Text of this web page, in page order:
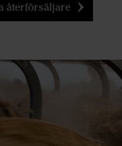
återförsäljare